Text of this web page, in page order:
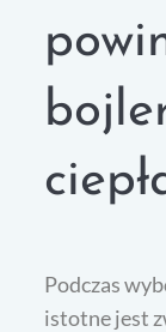
Podczas
istotne jest